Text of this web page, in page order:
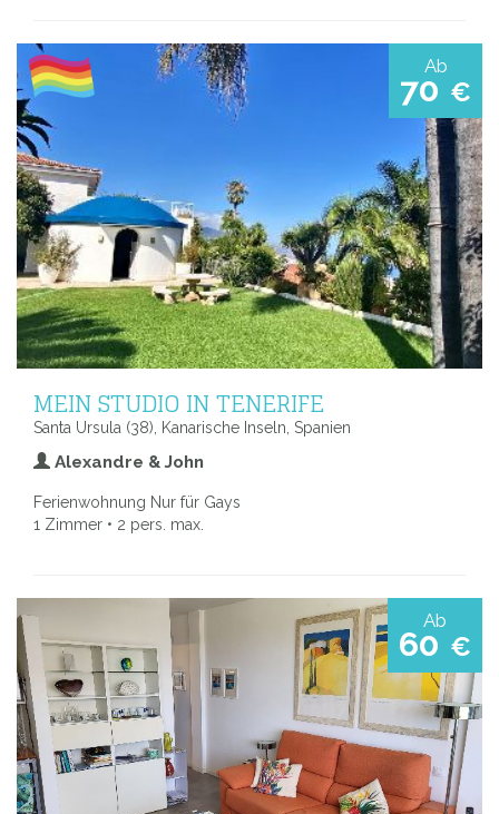
Ab
70 €
MEIN STUDIO IN TENERIFE
Santa Ursula (38), Kanarische Inseln, Spanien
Alexandre & John
Ferienwohnung Nur für Gays
1 Zimmer • 2 pers. max.
Ab
60 €